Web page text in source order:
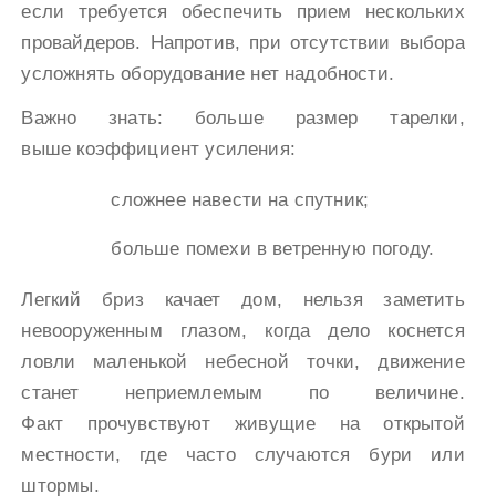
если требуется обеспечить прием нескольких
провайдеров. Напротив, при отсутствии выбора
усложнять оборудование нет надобности.
Важно знать: больше размер тарелки,
выше коэффициент усиления:
сложнее навести на спутник;
больше помехи в ветренную погоду.
Легкий бриз качает дом, нельзя заметить
невооруженным глазом, когда дело коснется
ловли маленькой небесной точки, движение
станет неприемлемым по величине.
Факт прочувствуют живущие на открытой
местности, где часто случаются бури или
штормы.